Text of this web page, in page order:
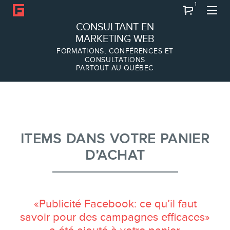
CONSULTANT EN
MARKETING WEB
FORMATIONS, CONFÉRENCES ET
CONSULTATIONS
PARTOUT AU QUÉBEC
1
À PROPOS
Conférences
Formations marketing en ligne
ITEMS DANS VOTRE PANIER
D’ACHAT
«Publicité Facebook: ce qu’il faut
savoir pour des campagnes efficaces»